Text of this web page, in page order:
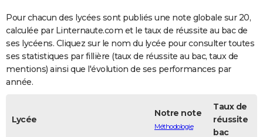
COPAINS D'AVANT
S'inscrire
Se connecter
Lycées
Collèges
Primaires
Universités
Entreprises
Service militaire
Avis de recherche
AVIS DE DÉCÈS
FORUM
Bricolage
Lifestyle
Culture
Sport
Auto
Television
Voyage
Cinema
Pour chacun des lycées sont publiés une note globale sur 20,
calculée par Linternaute.com et le taux de réussite au bac de
ses lycéens. Cliquez sur le nom du lycée pour consulter toutes
ses statistiques par fillière (taux de réussite au bac, taux de
mentions) ainsi que l'évolution de ses performances par
année.
Lycée
Notre note
Méthodologie
Taux de
réussite
bac